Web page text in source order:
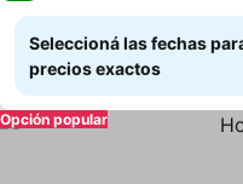
Seleccioná las fechas
precios exactos
Opción popular